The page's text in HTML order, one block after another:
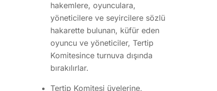
hakemlere, oyunculara,
yöneticilere ve seyircilere sözlü
hakarette bulunan, küfür eden
oyuncu ve yöneticiler, Tertip
Komitesince turnuva dışında
bırakılırlar.
Tertip Komitesi üyelerine,